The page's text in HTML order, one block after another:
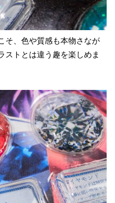
そ、色や質感も本物さなが
ストとは違う趣を楽しめま